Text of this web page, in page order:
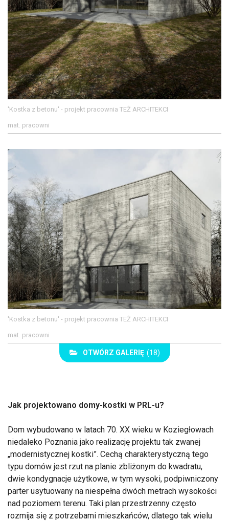
'Kostka z betonu' - projekt pracownia TEŻ ARCHITEKCI
mat. pracowni
'Kostka z betonu' - projekt pracownia TEŻ ARCHITEKCI
mat. pracowni
OTWÓRZ GALERIĘ (18)
Jak projektowano domy-kostki w PRL-u?
Dom wybudowano w latach 70. XX wieku w Koziegłowach
niedaleko Poznania jako realizację projektu tak zwanej
„modernistycznej kostki”. Cechą charakterystyczną tego
typu domów jest rzut na planie zbliżonym do kwadratu,
dwie kondygnacje użytkowe, w tym wysoki, podpiwniczony
parter usytuowany na niespełna dwóch metrach wysokości
nad poziomem terenu. Taki plan przestrzenny często
rozmija się z potrzebami mieszkańców, dlatego tak wielu